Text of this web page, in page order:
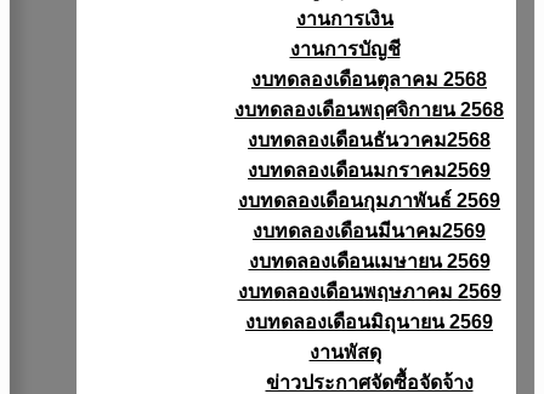
งานการเงิน
งานการบัญชี
งบทดลองเดือนตุลาคม 2568
งบทดลองเดือนพฤศจิกายน 2568
งบทดลองเดือนธันวาคม2568
งบทดลองเดือนมกราคม2569
งบทดลองเดือนกุมภาพันธ์ 2569
งบทดลองเดือนมีนาคม2569
งบทดลองเดือนเมษายน 2569
งบทดลองเดือนพฤษภาคม 2569
งบทดลองเดือนมิถุนายน 2569
งานพัสดุ
ข่าวประกาศจัดซื้อจัดจ้าง